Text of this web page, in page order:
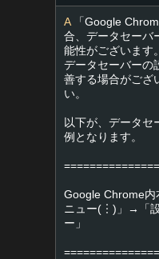
A「Google
合、データセーバ
能性がございます。
データセーバーの
善する場合がござ
い。
以下が、データセ
例となります。
Google Chrome内
ニュー(︙)」→「
ー」